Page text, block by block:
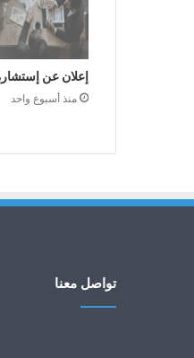
إعلان عن إستشارة رقم
منذ أسبوع واحد
تواصل معنا